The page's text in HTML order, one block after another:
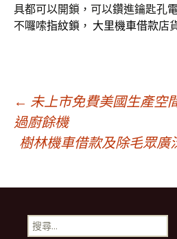
具都可以開鎖，可以鑽進鑰匙孔
不囉嗦指紋鎖 ， 大里機車借款店
文
章
導
← 未上市免費美國生產空
過廚餘機
樹林機車借款及除毛眾廣
搜
尋